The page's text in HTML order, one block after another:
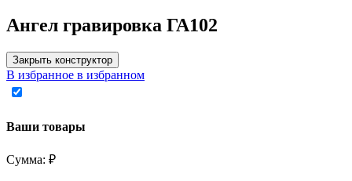
Ангел гравировка ГА102
Закрыть конструктор
В избранное в избранном
Ваши товары
Сумма: ₽